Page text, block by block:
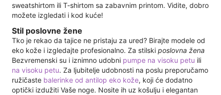
sweatshirtom ili T-shirtom sa zabavnim printom. Vidite, dobro
možete izgledati i kod kuće!
Stil poslovne žene
Tko je rekao da tajice ne pristaju za ured? Birajte modele od
eko kože i izgledajte profesionalno. Za stilski poslovna žena
Bezvremenski su i iznimno udobni pumpe na visoku petu ili
na visoku petu. Za ljubitelje udobnosti na poslu preporučamo
ružičaste balerinke od antilop eko kože, koji će dodatno
optički izdužiti Vaše noge. Nosite ih uz košulju i elegantan